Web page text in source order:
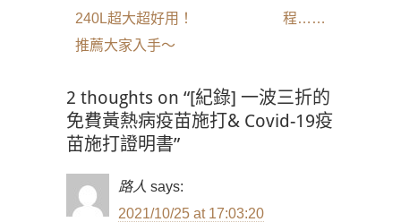
導
post:
240L超大超好用！
推薦大家入手～
程……
2 thoughts on “[紀錄] 一波三折的
免費黃熱病疫苗施打& Covid-19疫
苗施打證明書”
路人 says:
2021/10/25 at 17:03:20